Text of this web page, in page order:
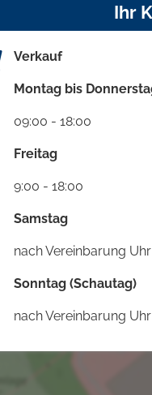
Ihr
Verkauf
Montag bis
09:00 - 18:00
Freitag
9:00 - 18:00
Samstag
nach Vereinbarung Uhr
Sonntag (Schautag)
nach Vereinbarung Uhr